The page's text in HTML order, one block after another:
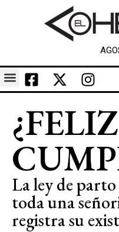
¿FELIZ
La ley de
toda una
registra su